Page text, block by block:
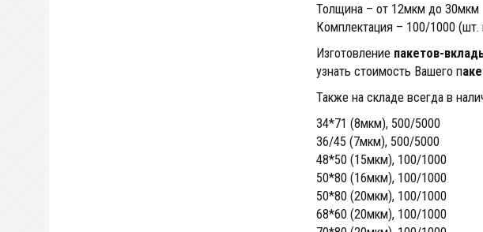
Толщина – от 12мкм до 30мкм
Комплектация – 100/1000
Изготовлениепакетов-
узнать стоимость Вашего п
Также на складе всегда в
34*71 (8мкм), 500/5000
36/45 (7мкм), 500/5000
48*50 (15мкм), 100/1000
50*80 (16мкм), 100/1000
50*80 (20мкм), 100/1000
68*60 (20мкм), 100/1000